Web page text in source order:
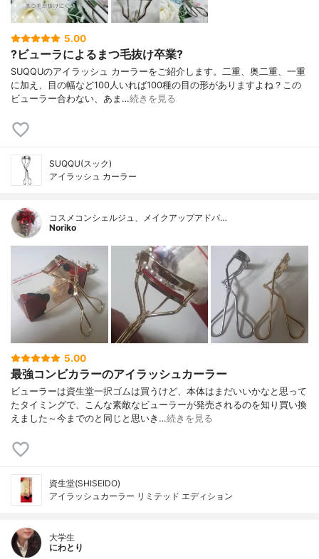
5.00
?ビューラによるまつ毛抜け卒業?
SUQQUのアイラッシュ カーラーをご紹介します。二重、奥二重、一重
に加え、目の幅など100人いれば100種の目の形がありますよね？この
ビューラー合わない、あま…続きを見る
SUQQU(スック)
アイラッシュ カーラー
コスメコンシェルジュ、メイクアップアドバ…
Noriko
5.00
最強コンビカラーのアイラッシュカーラー
ビューラーは資生堂一択ゴムは買うけど、本体はまだいいかなと思って
たタイミングで、こんな素敵なビューラーが発売されるのを知り買い換
えました～今までのと同じと思いき…続きを見る
資生堂(SHISEIDO)
アイラッシュカーラー リミテッド エディション
大学生
にわとり